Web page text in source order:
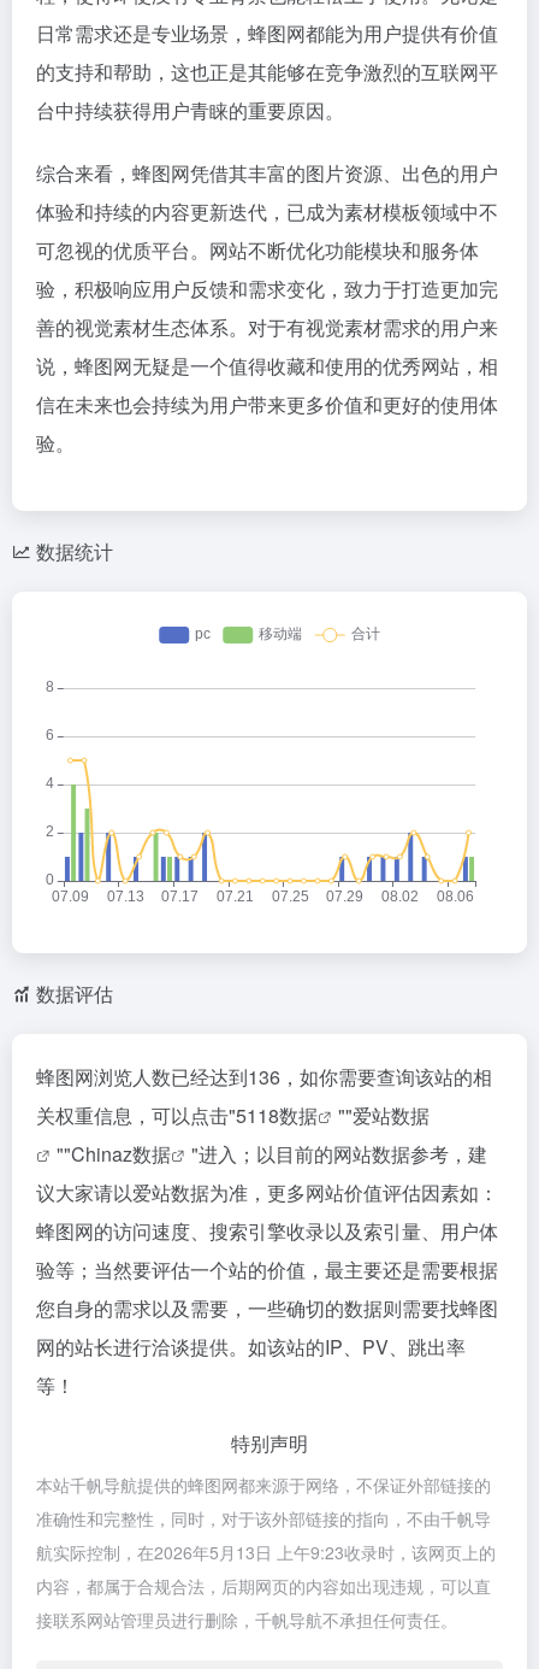
日常需求还是专业场景，蜂图网都能为用户提供有价值
的支持和帮助，这也正是其能够在竞争激烈的互联网平
台中持续获得用户青睐的重要原因。
综合来看，蜂图网凭借其丰富的图片资源、出色的用户
体验和持续的内容更新迭代，已成为素材模板领域中不
可忽视的优质平台。网站不断优化功能模块和服务体
验，积极响应用户反馈和需求变化，致力于打造更加完
善的视觉素材生态体系。对于有视觉素材需求的用户来
说，蜂图网无疑是一个值得收藏和使用的优秀网站，相
信在未来也会持续为用户带来更多价值和更好的使用体
验。
数据统计
数据评估
蜂图网浏览人数已经达到136，如你需要查询该站的相
关权重信息，可以点击"5118数据 ""爱站数据
""Chinaz数据
"进入；以目前的网站数据参考，建
议大家请以爱站数据为准，更多网站价值评估因素如：
蜂图网的访问速度、搜索引擎收录以及索引量、用户体
验等；当然要评估一个站的价值，最主要还是需要根据
您自身的需求以及需要，一些确切的数据则需要找蜂图
网的站长进行洽谈提供。如该站的IP、PV、跳出率
等！
特别声明
本站千帆导航提供的蜂图网都来源于网络，不保证外部链接的
准确性和完整性，同时，对于该外部链接的指向，不由千帆导
航实际控制，在2026年5月13日 上午9:23收录时，该网页上的
内容，都属于合规合法，后期网页的内容如出现违规，可以直
接联系网站管理员进行删除，千帆导航不承担任何责任。